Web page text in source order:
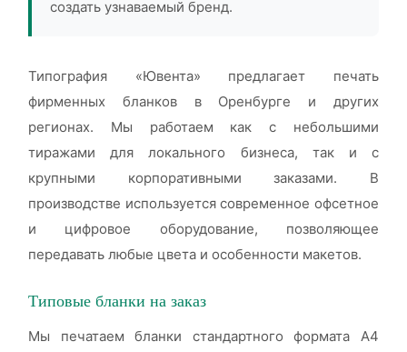
создать узнаваемый бренд.
Типография «Ювента» предлагает печать
фирменных бланков в Оренбурге и других
регионах. Мы работаем как с небольшими
тиражами для локального бизнеса, так и с
крупными корпоративными заказами. В
производстве используется современное офсетное
и цифровое оборудование, позволяющее
передавать любые цвета и особенности макетов.
Типовые бланки на заказ
Мы печатаем бланки стандартного формата А4